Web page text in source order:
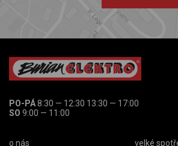
PO-PÁ8:30 — 12:30 13:30 — 17:00
SO 9:00 — 11:00
o nás velké